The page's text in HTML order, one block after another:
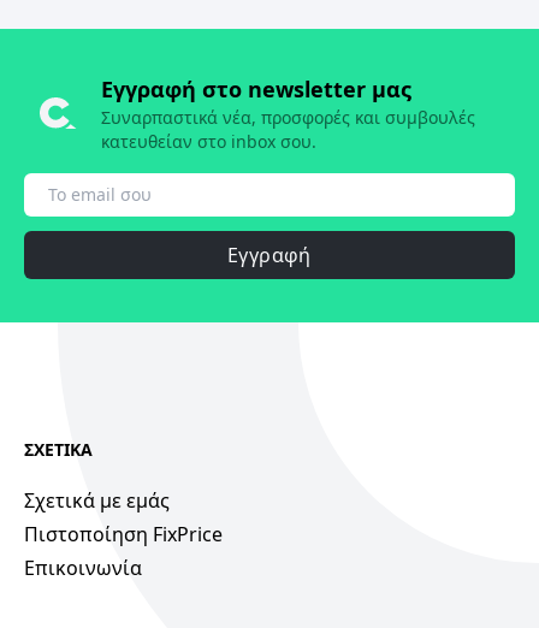
Εγγραφή στο newsletter μας
Συναρπαστικά νέα, προσφορές και συμβουλές
κατευθείαν στο inbox σου.
Εγγραφή
ΣΧΕΤΙΚΑ
Σχετικά με εμάς
Πιστοποίηση FixPrice
Επικοινωνία